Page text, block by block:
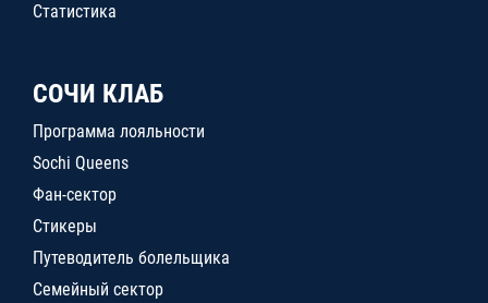
Статистика
СОЧИ КЛАБ
Программа лояльности
Sochi Queens
Фан-сектор
Стикеры
Путеводитель болельщика
Семейный сектор